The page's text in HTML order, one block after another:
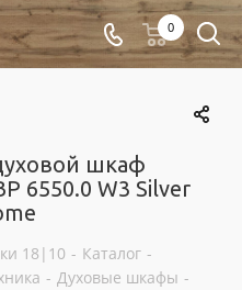
0
шкаф
6550.0 W3 Silver
18|10 - Каталог -
- Духовые шкафы -